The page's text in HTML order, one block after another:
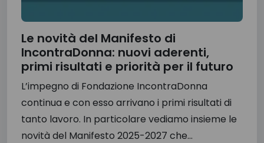
Le novità del Manifesto di
IncontraDonna: nuovi aderenti,
primi risultati e priorità per il futuro
L’impegno di Fondazione IncontraDonna
continua e con esso arrivano i primi risultati di
tanto lavoro. In particolare vediamo insieme le
novità del Manifesto 2025-2027 che...